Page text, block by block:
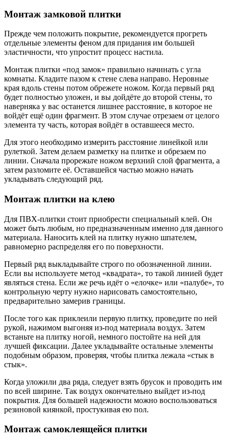
Монтаж замковой плитки
Прежде чем положить покрытие, рекомендуется прогреть
отдельные элементы феном для придания им большей
эластичности, что упростит процесс настила.
Монтаж плитки «под замок» правильно начинать с угла
комнаты. Кладите пазом к стене слева направо. Неровные
края вдоль стены потом обрежете ножом. Когда первый ряд
будет полностью уложен, и вы дойдёте до второй стены, то
наверняка у вас останется лишнее расстояние, в которое не
войдёт ещё один фрагмент. В этом случае отрезаем от целого
элемента ту часть, которая войдёт в оставшееся место.
Для этого необходимо измерить расстояние линейкой или
рулеткой. Затем делаем разметку на плитке и обрезаем по
линии. Сначала прорежьте ножом верхний слой фрагмента, а
затем разломите её. Оставшейся частью можно начать
укладывать следующий ряд.
Монтаж плитки на клею
Для ПВХ-плитки стоит приобрести специальный клей. Он
может быть любым, но предназначенным именно для данного
материала. Наносить клей на плитку нужно шпателем,
равномерно распределяя его по поверхности.
Первый ряд выкладывайте строго по обозначенной линии.
Если вы используете метод «квадрата», то такой линией будет
являться стена. Если же речь идёт о «елочке» или «палубе», то
контрольную черту нужно нарисовать самостоятельно,
предварительно замерив границы.
После того как приклеили первую плитку, проведите по ней
рукой, нажимом выгоняя из-под материала воздух. Затем
встаньте на плитку ногой, немного постойте на ней для
лучшей фиксации. Далее укладывайте остальные элементы
подобным образом, проверяя, чтобы плитка лежала «стык в
стык».
Когда уложили два ряда, следует взять брусок и проводить им
по всей ширине. Так воздух окончательно выйдет из-под
покрытия. Для большей надежности можно воспользоваться
резиновой киянкой, простукивая ею пол.
Монтаж самоклеящейся плитки